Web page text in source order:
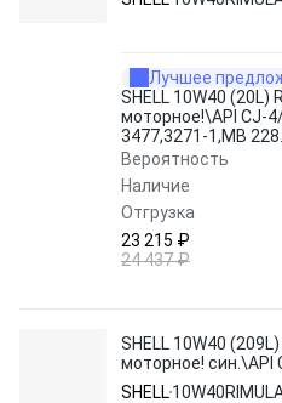
Лучшее
SHELL 10W40 (20L)
моторное!\API CJ-4/
3477,3271-1,MB
Вероятность
Наличие
Отгрузка
23 215 ₽
24 437 ₽
SHELL 10W40
моторное! син.\API
E9,MAN 3477,3271-1
SHELL